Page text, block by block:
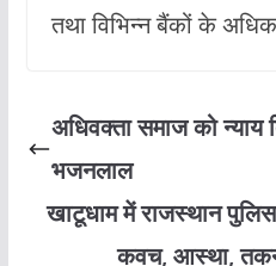
तथा विभिन्न बैंकों के
अधिवक्ता समाज को न्याय
भजनलाल
खाटूधाम में राजस्थान
कवच, आस्था,